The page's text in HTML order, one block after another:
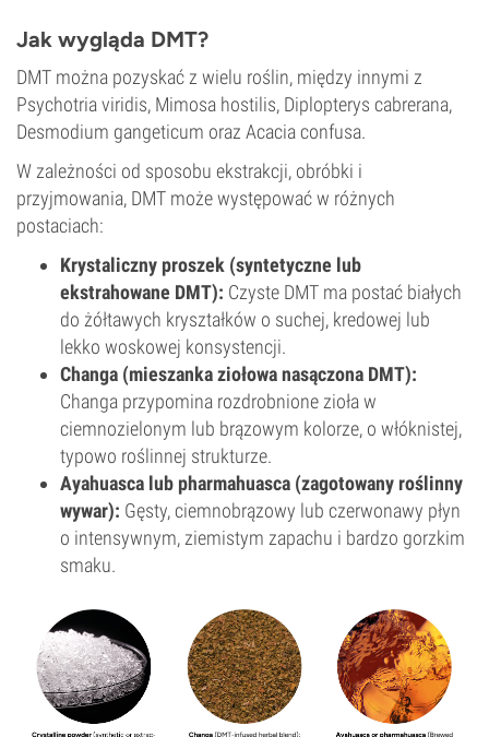
Jak wygląda DMT?
DMT można pozyskać z wielu roślin, między innymi z
Psychotria viridis, Mimosa hostilis, Diplopterys cabrerana,
Desmodium gangeticum oraz Acacia confusa.
W zależności od sposobu ekstrakcji, obróbki i
przyjmowania, DMT może występować w różnych
postaciach:
Krystaliczny proszek (syntetyczne lub
ekstrahowane DMT): Czyste DMT ma postać białych
do żółtawych kryształków o suchej, kredowej lub
lekko woskowej konsystencji.
Changa (mieszanka ziołowa nasączona DMT):
Changa przypomina rozdrobnione zioła w
ciemnozielonym lub brązowym kolorze, o włóknistej,
typowo roślinnej strukturze.
Ayahuasca lub pharmahuasca (zagotowany roślinny
wywar): Gęsty, ciemnobrązowy lub czerwonawy płyn
o intensywnym, ziemistym zapachu i bardzo gorzkim
smaku.